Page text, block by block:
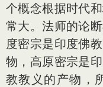
个概念根据时代
常大。法师的论
度密宗是印度佛
物，高原密宗是
教教义的产物，